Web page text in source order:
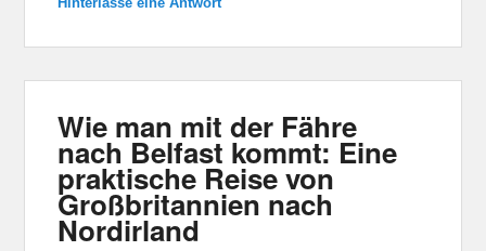
Wie man mit der Fähre
nach Belfast kommt: Eine
praktische Reise von
Großbritannien nach
Nordirland